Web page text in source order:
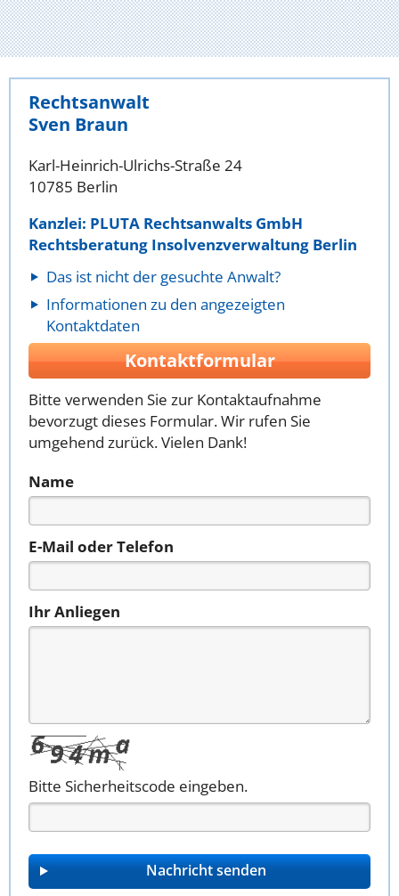
Rechtsanwalt
Sven Braun
Karl-Heinrich-Ulrichs-Straße 24
10785 Berlin
Kanzlei: PLUTA Rechtsanwalts GmbH
Rechtsberatung Insolvenzverwaltung Berlin
Das ist nicht der gesuchte Anwalt?
Informationen zu den angezeigten
Kontaktdaten
Kontaktformular
Bitte verwenden Sie zur Kontaktaufnahme
bevorzugt dieses Formular. Wir rufen Sie
umgehend zurück. Vielen Dank!
Name
E-Mail oder Telefon
Ihr Anliegen
Bitte Sicherheitscode eingeben.